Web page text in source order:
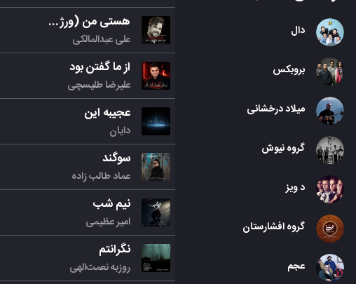
00
دال
بروبکس
میلاد درخشانی
گروه نیوش
د ویز
گروه افشارستان
عجم
هستی من (ورژن جدید)
علی عبدالمالکی
از ما گفتن بود
علیرضا طلیسچی
عجیبه این
دایان
سوگند
عماد طالب زاده
نیم شب
امیر عظیمی
نگرانتم
روزبه نعمت‌الهی